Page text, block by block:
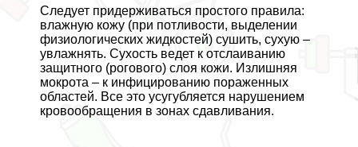
Следует придерживаться простого правила:
влажную кожу (при потливости, выделении
физиологических жидкостей) сушить, сухую –
увлажнять. Сухость ведет к отслаиванию
защитного (рогового) слоя кожи. Излишняя
мокрота – к инфицированию пораженных
областей. Все это усугубляется нарушением
кровообращения в зонах сдавливания.